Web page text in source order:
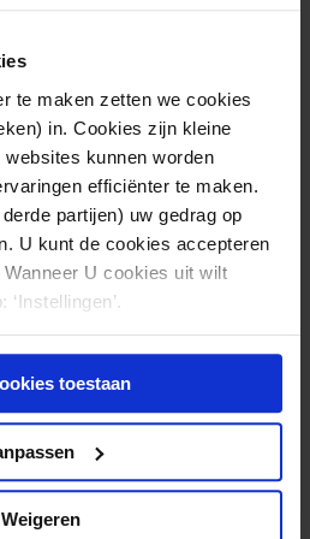
te maken zetten we cookies
in. Cookies zijn kleine
kunnen worden
efficiënter te maken.
partijen) uw gedrag op
U kunt de cookies accepteren
Wanneer U cookies uit wilt
toestaan
Weigeren